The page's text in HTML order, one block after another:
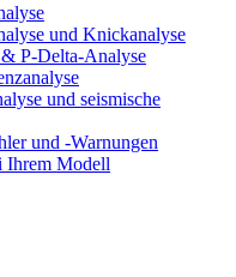
und Knickanalyse
P-Delta-Analyse
und seismische
und -Warnungen
Ihrem Modell